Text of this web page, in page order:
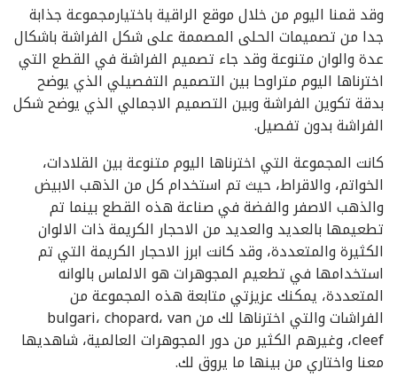
وقد قمنا اليوم من خلال موقع الراقية باختيارمجموعة جذابة
جدا من تصميمات الحلى المصممة على شكل الفراشة باشكال
عدة والوان متنوعة وقد جاء تصميم الفراشة في القطع التي
اخترناها اليوم متراوحا بين التصميم التفصيلي الذي يوضح
بدقة تكوين الفراشة وبين التصميم الاجمالي الذي يوضح شكل
الفراشة بدون تفصيل.
كانت المجموعة التي اخترناها اليوم متنوعة بين القلادات،
الخواتم، والاقراط، حيث تم استخدام كل من الذهب الابيض
والذهب الاصفر والفضة في صناعة هذه القطع بينما تم
تطعيمها بالعديد والعديد من الاحجار الكريمة ذات الالوان
الكثيرة والمتعددة، وقد كانت ابرز الاحجار الكريمة التي تم
استخدامها في تطعيم المجوهرات هو الالماس بالوانه
المتعددة، يمكنك عزيزتي متابعة هذه المجموعة من
الفراشات والتي اخترناها لك من bulgari، chopard، van
cleef، وغيرهم الكثير من دور المجوهرات العالمية، شاهديها
معنا واختاري من بينها ما يروق لك.